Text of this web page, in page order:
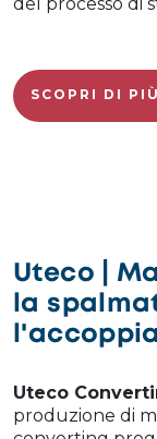
SCOPRI DI PIÙ
Uteco |
la
Uteco
produzione di